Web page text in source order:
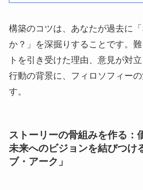
構築のコツは、あなたが過去に
か？」を深掘りすることです。
トを引き受けた理由、意見が対
行動の背景に、フィロソフィー
す。
ストーリーの骨組みを作る：
未来へのビジョンを結びつけ
ブ・アーク」